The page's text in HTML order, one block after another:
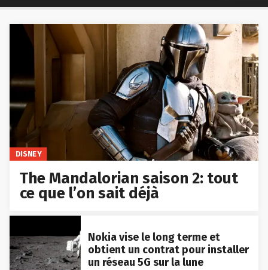
DISNEY
The Mandalorian saison 2: tout
ce que l’on sait déjà
Nokia vise le long terme et
obtient un contrat pour installer
un réseau 5G sur la lune